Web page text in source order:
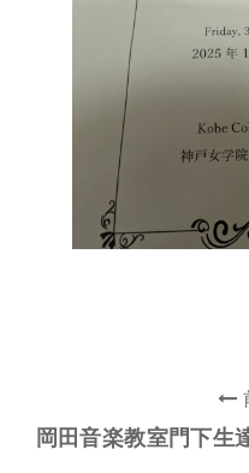
岡田音楽教室門下生